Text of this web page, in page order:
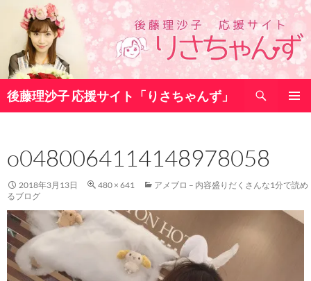
ン
ツ
へ
ス
プ
後藤理沙子 応援サイト「りさちゃんず」
索
o0480064114148978058
2018年3月13日 480 × 641
アメブロ – 内容盛りだくさんな1分で読め
るブログ